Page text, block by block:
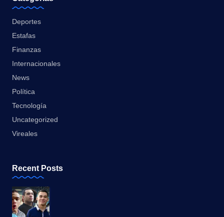
Deportes
Estafas
Finanzas
Internacionales
News
Política
Tecnología
Uncategorized
Vireales
Recent Posts